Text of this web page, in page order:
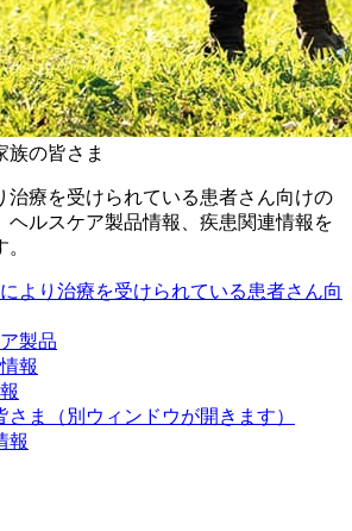
族の皆さま
治療を受けられている患者さん向けの
ヘルスケア製品情報、疾患関連情報を
より治療を受けられている患者さん向
製品
報
さま
（別ウィンドウが開きます）
報